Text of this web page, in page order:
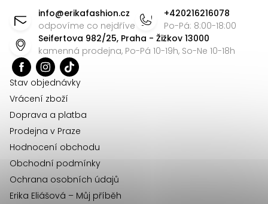
info@erikafashion.cz
odpovíme co nejdříve
+420216216078
Po-Pá: 8:00-18:00
Seifertova 982/25, Praha - Žižkov 13000
kamenná prodejna, Po-Pá 10-19h, So-Ne 10-18h
Stav objednávky
Vrácení zboží
Doprava a platba
Prodejna v Praze
Hodnocení obchodu
Obchodní podmínky
Ochrana osobních údajů
Erika Eliášová – Můj příběh